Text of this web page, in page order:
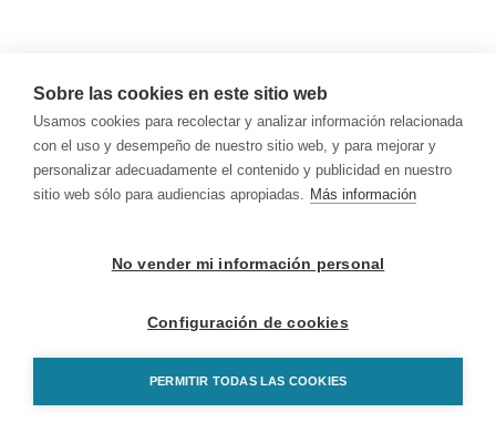
Sobre las cookies en este sitio web
Usamos cookies para recolectar y analizar información relacionada
con el uso y desempeño de nuestro sitio web, y para mejorar y
personalizar adecuadamente el contenido y publicidad en nuestro
sitio web sólo para audiencias apropiadas. Más información
No vender mi información personal
Configuración de cookies
PERMITIR TODAS LAS COOKIES